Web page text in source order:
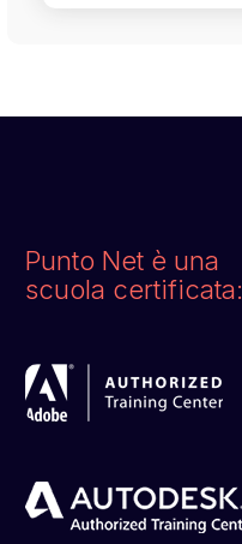
Punto Net è una
scuola certificata: